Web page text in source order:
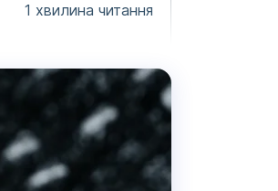
1 хвилина читання